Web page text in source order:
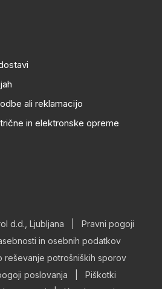
ali reklamacijo
in elektronske opreme
d.d., Ljubljana
Pravni pogoji
in osebnih podatkov
reševanje potrošniških sporov
poslovanja
Piškotki